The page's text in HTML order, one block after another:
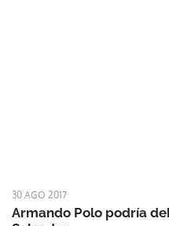
30 AGO 2017
Armando Polo podría